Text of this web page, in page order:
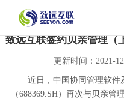
首页>了解致远>新闻中心
致远互联签约贝亲管理（
更新时间：2021-
近日，中国协同管理软件
（688369.SH）再次与贝亲